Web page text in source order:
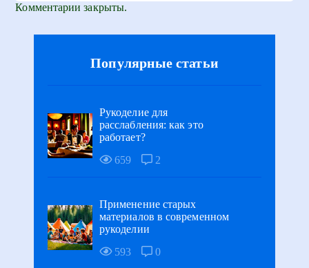
Комментарии закрыты.
Популярные статьи
Рукоделие для
расслабления: как это
работает?
659
2
Применение старых
материалов в современном
рукоделии
593
0